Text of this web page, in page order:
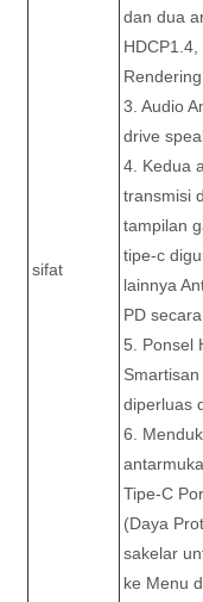
sifat
dan dua
3. Audio
drive
4. Kedua
transmisi
tampilan
tipe-c
lainnya
PD
5. Ponsel
diperluas
6.
Tipe-C
(Daya
sakelar
ke Menu